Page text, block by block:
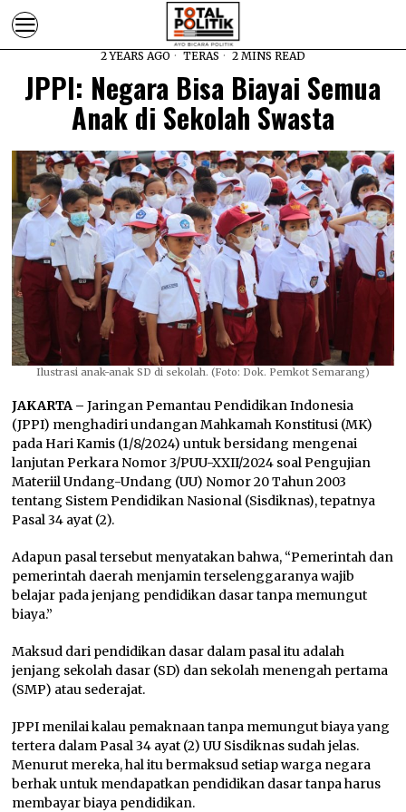
2 YEARS AGO TERAS 2 MINS READ
JPPI: Negara Bisa Biayai Semua
Anak di Sekolah Swasta
Ilustrasi anak-anak SD di sekolah. (Foto: Dok. Pemkot Semarang)
JAKARTA –Jaringan Pemantau Pendidikan Indonesia
(JPPI) menghadiri undangan Mahkamah Konstitusi (MK)
pada Hari Kamis (1/8/2024) untuk bersidang mengenai
lanjutan Perkara Nomor 3/PUU-XXII/2024 soal Pengujian
Materiil Undang-Undang (UU) Nomor 20 Tahun 2003
tentang Sistem Pendidikan Nasional (Sisdiknas), tepatnya
Pasal 34 ayat (2).
Adapun pasal tersebut menyatakan bahwa, “Pemerintah dan
pemerintah daerah menjamin terselenggaranya wajib
belajar pada jenjang pendidikan dasar tanpa memungut
biaya.”
Maksud dari pendidikan dasar dalam pasal itu adalah
jenjang sekolah dasar (SD) dan sekolah menengah pertama
(SMP) atau sederajat.
JPPI menilai kalau pemaknaan tanpa memungut biaya yang
tertera dalam Pasal 34 ayat (2) UU Sisdiknas sudah jelas.
Menurut mereka, hal itu bermaksud setiap warga negara
berhak untuk mendapatkan pendidikan dasar tanpa harus
membayar biaya pendidikan.